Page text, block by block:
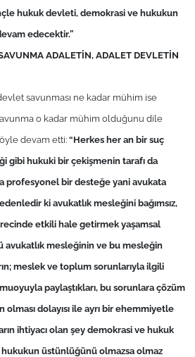
hukuk devleti, demokrasi ve hukukun
edecektir.”
ADALETİN, ADALET DEVLETİN
savunması ne kadar mühim ise
o kadar mühim olduğunu dile
devam etti:“Herkes her an bir suç
gibi hukuki bir çekişmenin tarafı da
profesyonel bir desteğe yani avukata
ki avukatlık mesleğini bağımsız,
etkili hale getirmek yaşamsal
avukatlık mesleğinin ve bu mesleğin
meslek ve toplum sorunlarıyla ilgili
paylaştıkları, bu sorunlara çözüm
dolayısı ile ayrı bir ehemmiyetle
ihtiyacı olan şey demokrasi ve hukuk
üstünlüğünü olmazsa olmaz